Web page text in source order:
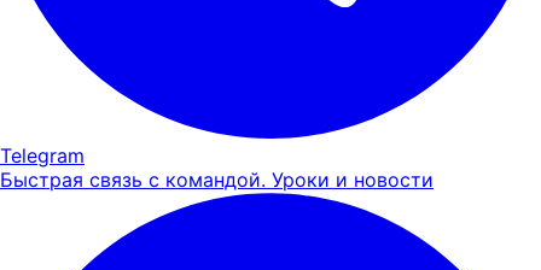
Telegram
Быстрая связь с командой. Уроки и новости